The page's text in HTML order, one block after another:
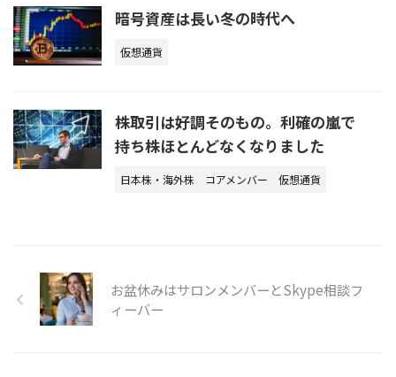
暗号資産は長い冬の時代へ
仮想通貨
株取引は好調そのもの。利確の嵐で
持ち株ほとんどなくなりました
日本株・海外株 コアメンバー 仮想通貨
お盆休みはサロンメンバーとSkype相談フ
ィーバー